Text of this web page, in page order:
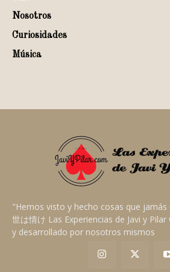
Nosotros
Curiosidades
Música
"Hemos visto y hecho cosas que jamás
世は情け Las Experiencias de Javi y
y desarrollado por nosotros mismos